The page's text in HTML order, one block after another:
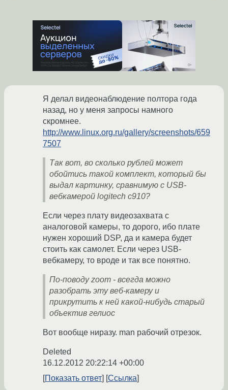
Я делал видеонаблюдение полтора года
назад, но у меня запросы намного
скромнее.
http://www.linux.org.ru/gallery/screenshots/659
7507
Так вот, во сколько рублей может
обойтись такой комплект, который бы
выдал картинку, сравнимую с USB-
вебкамерой logitech c910?
Если через плату видеозахвата с
аналоговой камеры, то дорого, ибо плате
нужен хороший DSP, да и камера будет
стоить как самолет. Если через USB-
вебкамеру, то вроде и так все понятно.
По-поводу zoom - всегда можно
разобрать эту веб-камеру и
прикрутить к ней какой-нибудь старый
объектив гелиос
Вот вообще ниразу. man рабочий отрезок.
Deleted
16.12.2012 20:22:14 +00:00
Показать ответ
Ссылка